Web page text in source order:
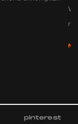
pinterest